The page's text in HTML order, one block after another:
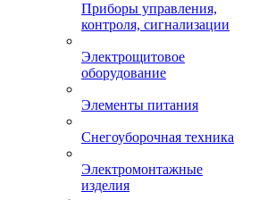
Приборы управления,
контроля, сигнализации
Электрощитовое
оборудование
Элементы питания
Снегоуборочная техника
Электромонтажные
изделия